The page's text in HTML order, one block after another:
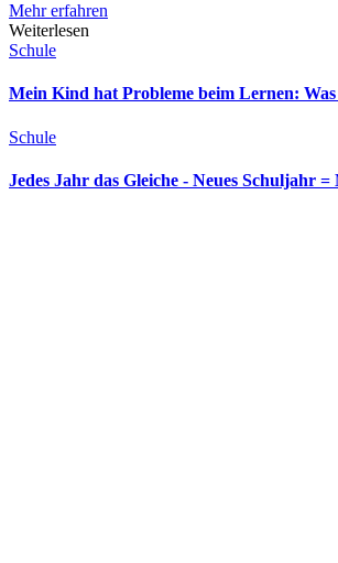
Mehr erfahren
Weiterlesen
Schule
Mein Kind hat Probleme beim Lernen:
Schule
Jedes Jahr das Gleiche - Neues Schuljahr =